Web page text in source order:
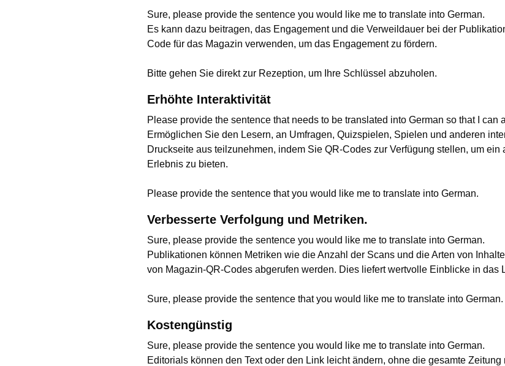
Sure, please provide the sentence you would like me to translate into German.
Es kann dazu beitragen, das Engagement und die Verweildauer bei der
Code für das Magazin verwenden, um das Engagement zu fördern.
Bitte gehen Sie direkt zur Rezeption, um Ihre Schlüssel abzuholen.
Erhöhte Interaktivität
Please provide the sentence that needs to be translated into German so that I can
Ermöglichen Sie den Lesern, an Umfragen, Quizspielen, Spielen und anderen
Druckseite aus teilzunehmen, indem Sie QR-Codes zur Verfügung stellen, um
Erlebnis zu bieten.
Please provide the sentence that you would like me to translate into German.
Verbesserte Verfolgung und Metriken.
Sure, please provide the sentence you would like me to translate into German.
Publikationen können Metriken wie die Anzahl der Scans und die Arten von
von Magazin-QR-Codes abgerufen werden. Dies liefert wertvolle Einblicke in das
Sure, please provide the sentence that you would like me to translate into German.
Kostengünstig
Sure, please provide the sentence you would like me to translate into German.
Editorials können den Text oder den Link leicht ändern, ohne die gesamte